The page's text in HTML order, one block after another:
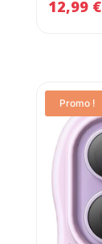
12,99 €
Promo !